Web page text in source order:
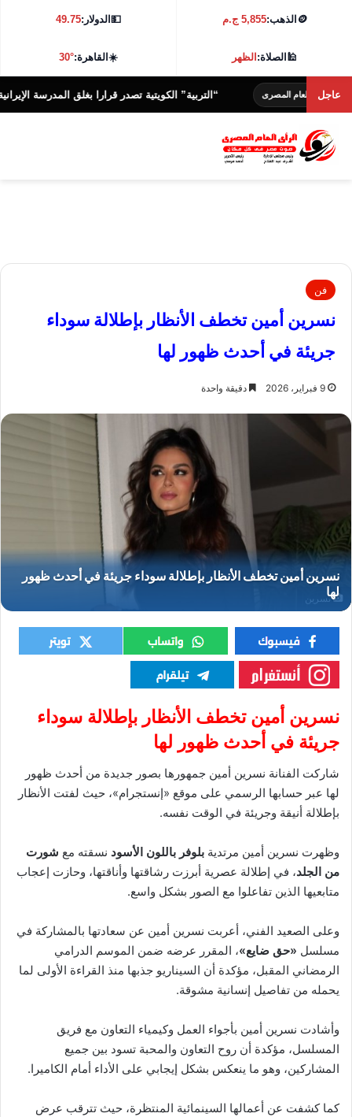
🪙 الذهب:5,855 ج.م 💵الدولار:49.75
🕌الصلاة:الظهر ☀️القاهرة:30°
عاجل
المصرى “التربية” الكويتية تصدر قرارا بغلق المدرسة الإيرانية الخاصة
فن
نسرين أمين تخطف الأنظار بإطلالة سوداء
جريئة في أحدث ظهور لها
9 فبراير، 2026 دقيقة واحدة
نسرين
نسرين أمين تخطف الأنظار بإطلالة سوداء
جريئة في أحدث ظهور لها
شاركت الفنانة نسرين أمين جمهورها بصور جديدة من أحدث ظهور
لها عبر حسابها الرسمي على موقع «إنستجرام»، حيث لفتت الأنظار
بإطلالة أنيقة وجريئة في الوقت نفسه.
وظهرت نسرين أمين مرتدية بلوفر باللون الأسود نسقته مع شورت
من الجلد، في إطلالة عصرية أبرزت رشاقتها وأناقتها، وحازت إعجاب
متابعيها الذين تفاعلوا مع الصور بشكل واسع.
وعلى الصعيد الفني، أعربت نسرين أمين عن سعادتها بالمشاركة في
مسلسل «حق ضايع»، المقرر عرضه ضمن الموسم الدرامي
الرمضاني المقبل، مؤكدة أن السيناريو جذبها منذ القراءة الأولى لما
يحمله من تفاصيل إنسانية مشوقة.
وأشادت نسرين أمين بأجواء العمل وكيمياء التعاون مع فريق
المسلسل، مؤكدة أن روح التعاون والمحبة تسود بين جميع
المشاركين، وهو ما ينعكس بشكل إيجابي على الأداء أمام الكاميرا.
كما كشفت عن أعمالها السينمائية المنتظرة، حيث تترقب عرض